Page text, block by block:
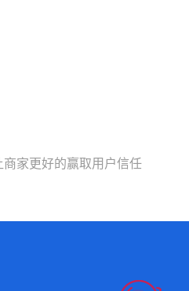
家更好的赢取用户信任